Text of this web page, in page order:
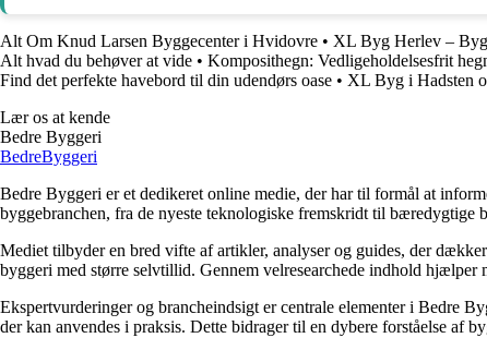
Alt Om Knud Larsen Byggecenter i Hvidovre • XL Byg Herlev –
Alt hvad du behøver at vide • Komposithegn: Vedligeholdelsesfrit
Find det perfekte havebord til din udendørs oase • XL Byg i Hadsten
Lær os at kende
Bedre Byggeri
BedreByggeri
Bedre Byggeri er et dedikeret online medie, der har til formål at
byggebranchen, fra de nyeste teknologiske fremskridt til
Mediet tilbyder en bred vifte af artikler, analyser og guides, der
byggeri med større selvtillid. Gennem velresearchede indhold
Ekspertvurderinger og brancheindsigt er centrale elementer i Bedre
der kan anvendes i praksis. Dette bidrager til en dybere forståelse af